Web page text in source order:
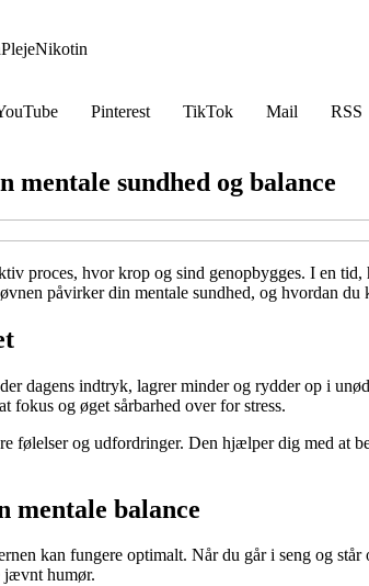
PlejeNikotin
Pinterest TikTok Mail
RSS
sundhed og balance
proces, hvor krop og sind genopbygges. I en
påvirker din mentale sundhed, og hvordan
dagens indtryk, lagrer minder og rydder op i
fokus og øget sårbarhed over for stress.
følelser og udfordringer. Den hjælper dig med at
mentale balance
kan fungere optimalt. Når du går i seng og
jævnt humør.